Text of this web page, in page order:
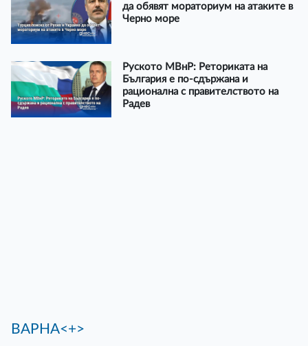
да обявят мораториум на атаките в
Черно море
Руското МВнР: Реториката на
България е по-сдържана и
рационална с правителството на
Радев
ВАРНА<+>